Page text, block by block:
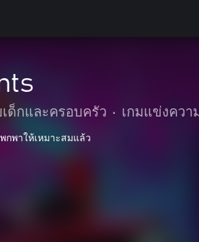
ด็กและครอบครัว • เกมแข่งควา
กพาให้เหมาะสมแล้ว